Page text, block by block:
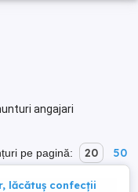
angajari
pe pagină: 20 50
lăcătuș confecții